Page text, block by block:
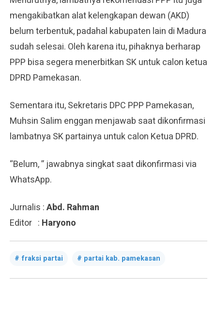
mengakibatkan alat kelengkapan dewan (AKD)
belum terbentuk, padahal kabupaten lain di Madura
sudah selesai. Oleh karena itu, pihaknya berharap
PPP bisa segera menerbitkan SK untuk calon ketua
DPRD Pamekasan.
Sementara itu, Sekretaris DPC PPP Pamekasan,
Muhsin Salim enggan menjawab saat dikonfirmasi
lambatnya SK partainya untuk calon Ketua DPRD.
“Belum, ” jawabnya singkat saat dikonfirmasi via
WhatsApp.
Jurnalis :Abd. Rahman
Editor : Haryono
fraksi partai partai kab. pamekasan